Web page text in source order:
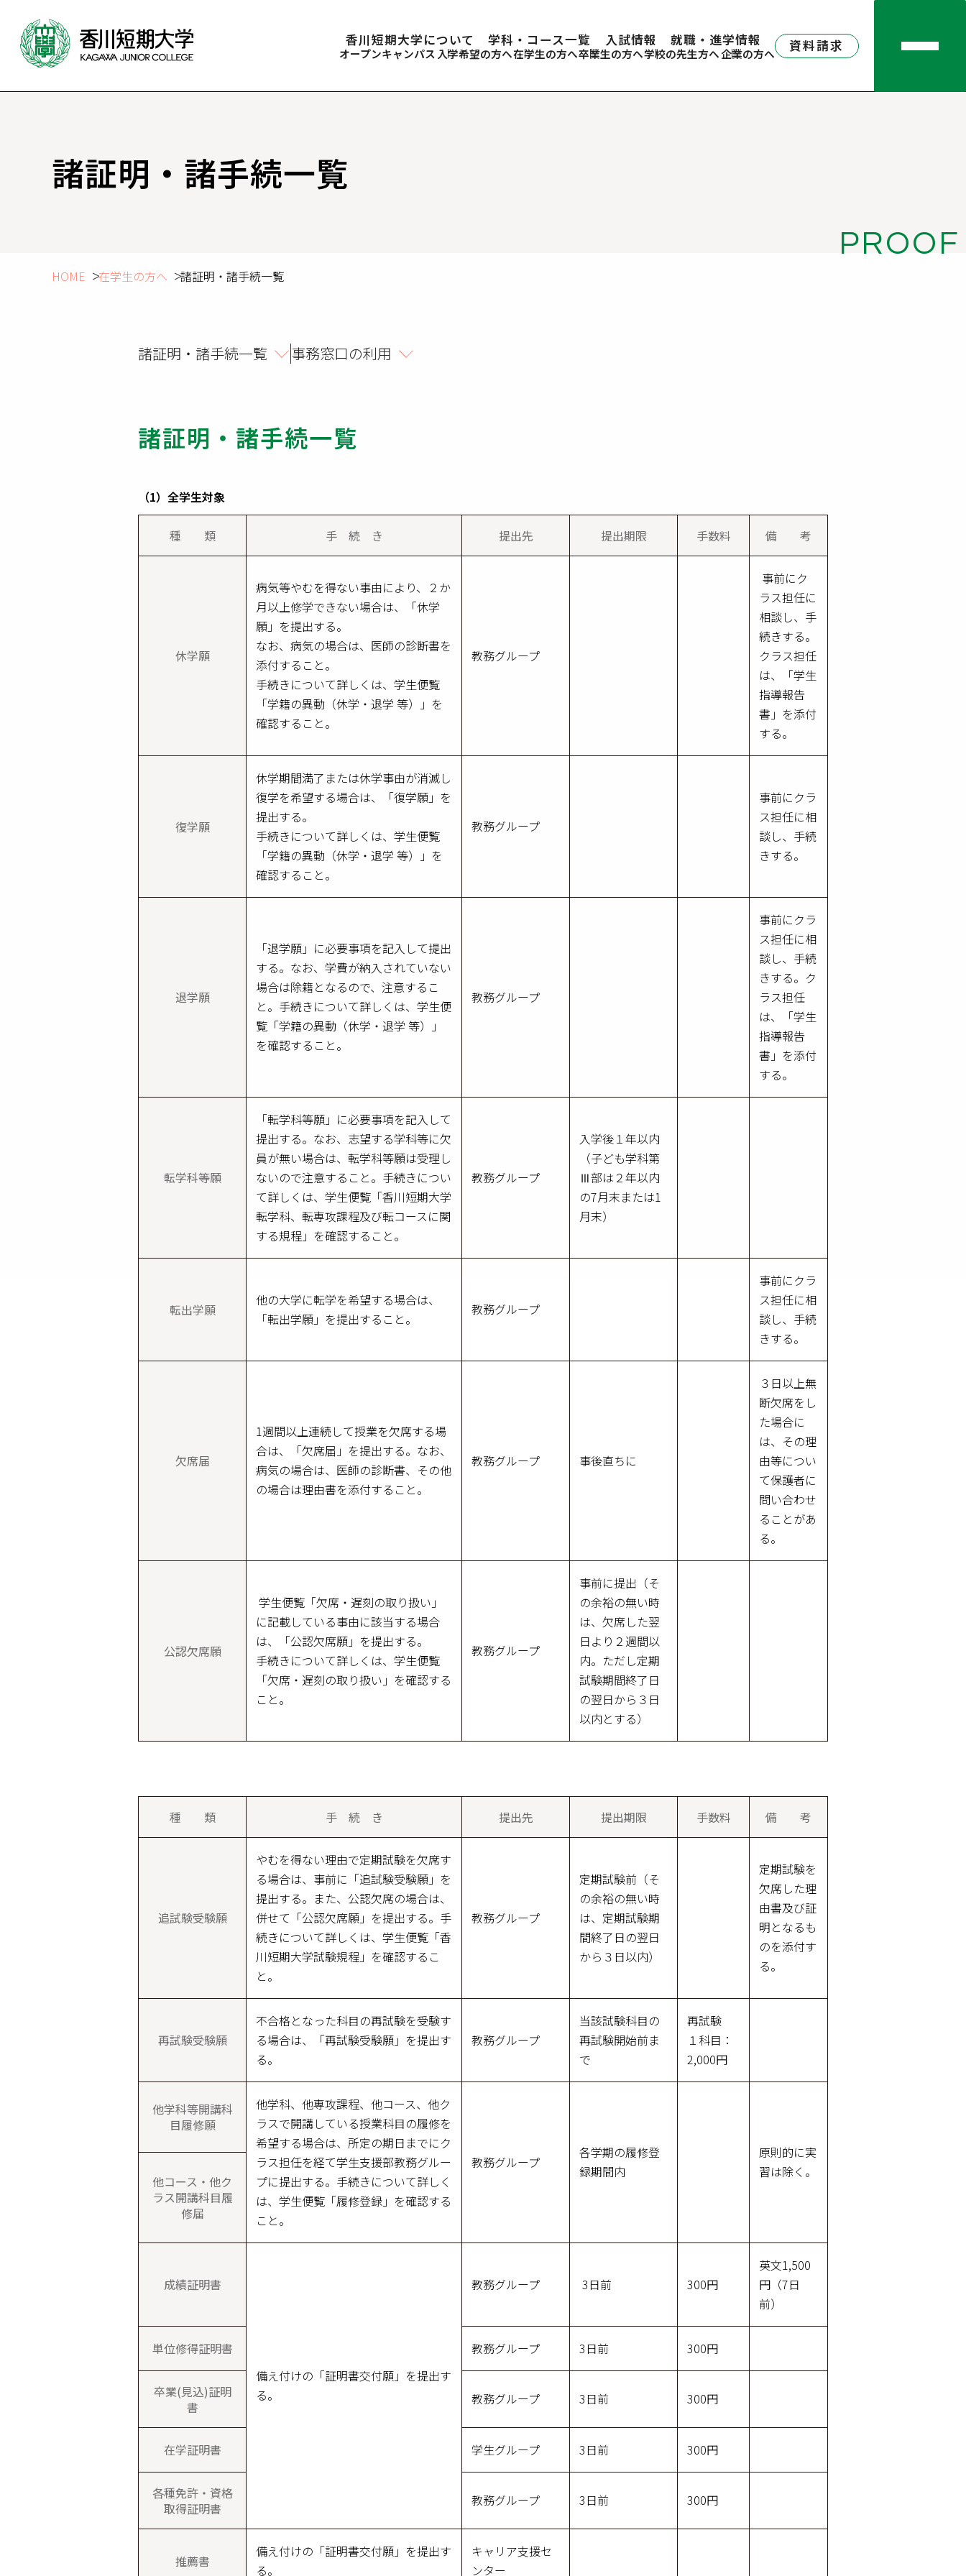
香川短期大学について 学科・コース一覧 入試情報 就職・進学情報
オープンキャンパス 入学希望の方へ在学生の方へ卒業生の方へ学校の先生方へ企業の方へ 資料請求
諸証明・諸手続一覧
PROOF
HOME 在学生の方へ 諸証明・諸手続一覧
諸証明・諸手続一覧 事務窓口の利用
諸証明・諸手続一覧
（1）全学生対象
種 類 手 続 き 提出先 提出期限 手数料 備 考
休学願
病気等やむを得ない事由により、２か
月以上修学できない場合は、「休学
願」を提出する。
なお、病気の場合は、医師の診断書を
添付すること。
手続きについて詳しくは、学生便覧
「学籍の異動（休学・退学 等）」を
確認すること。
教務グループ
事前にク
ラス担任に
相談し、手
続きする。
クラス担任
は、「学生
指導報告
書」を添付
する。
復学願
休学期間満了または休学事由が消滅し
復学を希望する場合は、「復学願」を
提出する。
手続きについて詳しくは、学生便覧
「学籍の異動（休学・退学 等）」を
確認すること。
教務グループ
事前にクラ
ス担任に相
談し、手続
きする。
退学願
「退学願」に必要事項を記入して提出
する。なお、学費が納入されていない
場合は除籍となるので、注意するこ
と。手続きについて詳しくは、学生便
覧「学籍の異動（休学・退学 等）」
を確認すること。
教務グループ
事前にクラ
ス担任に相
談し、手続
きする。ク
ラス担任
は、「学生
指導報告
書」を添付
する。
転学科等願
「転学科等願」に必要事項を記入して
提出する。なお、志望する学科等に欠
員が無い場合は、転学科等願は受理し
ないので注意すること。手続きについ
て詳しくは、学生便覧「香川短期大学
転学科、転専攻課程及び転コースに関
する規程」を確認すること。
教務グループ
入学後１年以内
（子ども学科第
Ⅲ部は２年以内
の7月末または1
月末）
転出学願
他の大学に転学を希望する場合は、
「転出学願」を提出すること。
教務グループ
事前にクラ
ス担任に相
談し、手続
きする。
欠席届
1週間以上連続して授業を欠席する場
合は、「欠席届」を提出する。なお、
病気の場合は、医師の診断書、その他
の場合は理由書を添付すること。
教務グループ 事後直ちに
３日以上無
断欠席をし
た場合に
は、その理
由等につい
て保護者に
問い合わせ
ることがあ
る。
公認欠席願
学生便覧「欠席・遅刻の取り扱い」
に記載している事由に該当する場合
は、「公認欠席願」を提出する。
手続きについて詳しくは、学生便覧
「欠席・遅刻の取り扱い」を確認する
こと。
教務グループ
事前に提出（そ
の余裕の無い時
は、欠席した翌
日より２週間以
内。ただし定期
試験期間終了日
の翌日から３日
以内とする）
種 類 手 続 き 提出先 提出期限 手数料 備 考
追試験受験願
やむを得ない理由で定期試験を欠席す
る場合は、事前に「追試験受験願」を
提出する。また、公認欠席の場合は、
併せて「公認欠席願」を提出する。手
続きについて詳しくは、学生便覧「香
川短期大学試験規程」を確認するこ
と。
教務グループ
定期試験前（そ
の余裕の無い時
は、定期試験期
間終了日の翌日
から３日以内）
定期試験を
欠席した理
由書及び証
明となるも
のを添付す
る。
再試験受験願
不合格となった科目の再試験を受験す
る場合は、「再試験受験願」を提出す
る。
教務グループ
当該試験科目の
再試験開始前ま
で
再試験
１科目：
2,000円
他学科等開講科
目履修願
他学科、他専攻課程、他コース、他ク
ラスで開講している授業科目の履修を
希望する場合は、所定の期日までにク
ラス担任を経て学生支援部教務グルー
プに提出する。手続きについて詳しく
は、学生便覧「履修登録」を確認する
こと。
教務グループ
各学期の履修登
録期間内
原則的に実
習は除く。
他コース・他ク
ラス開講科目履
修届
成績証明書
備え付けの「証明書交付願」を提出す
る。
教務グループ 3日前 300円
英文1,500
円（7日
前）
単位修得証明書 教務グループ 3日前 300円
卒業(見込)証明
書
教務グループ 3日前 300円
在学証明書 学生グループ 3日前 300円
各種免許・資格
取得証明書
教務グループ 3日前 300円
推薦書
備え付けの「証明書交付願」を提出す
る。
キャリア支援セ
ンター